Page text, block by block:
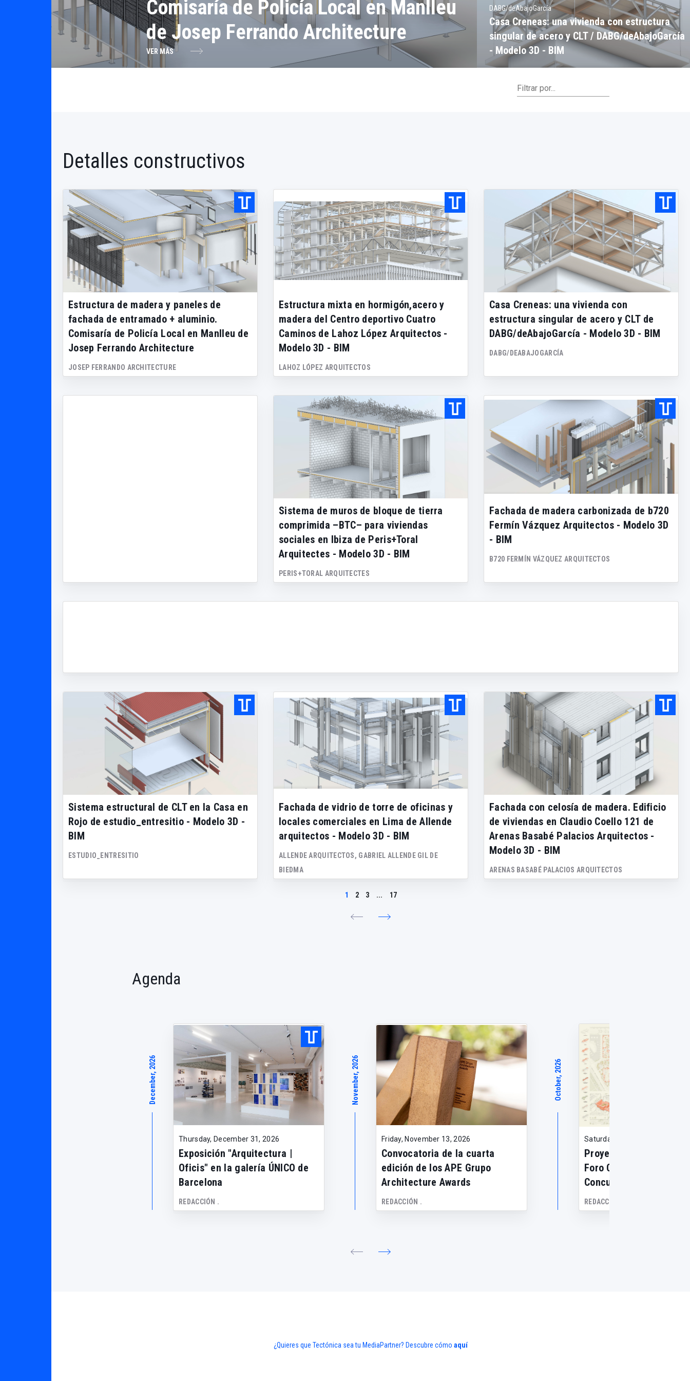
Comisaría de Policía Local en Manlleu
de Josep Ferrando Architecture
VER MÁS
DABG/deAbajoGarcía
Casa Creneas: una vivienda con estructura
singular de acero y CLT / DABG/deAbajoGarcía
- Modelo 3D - BIM
Detalles constructivos
Estructura de madera y paneles de
fachada de entramado + aluminio.
Comisaría de Policía Local en Manlleu de
Josep Ferrando Architecture
JOSEP FERRANDO ARCHITECTURE
Estructura mixta en hormigón,acero y
madera del Centro deportivo Cuatro
Caminos de Lahoz López Arquitectos -
Modelo 3D - BIM
LAHOZ LÓPEZ ARQUITECTOS
Casa Creneas: una vivienda con
estructura singular de acero y CLT de
DABG/deAbajoGarcía - Modelo 3D - BIM
DABG/DEABAJOGARCÍA
Sistema de muros de bloque de tierra
comprimida –BTC– para viviendas
sociales en Ibiza de Peris+Toral
Arquitectes - Modelo 3D - BIM
PERIS+TORAL ARQUITECTES
Fachada de madera carbonizada de b720
Fermín Vázquez Arquitectos - Modelo 3D
- BIM
B720 FERMÍN VÁZQUEZ ARQUITECTOS
Sistema estructural de CLT en la Casa en
Rojo de estudio_entresitio - Modelo 3D -
BIM
ESTUDIO_ENTRESITIO
Fachada de vidrio de torre de oficinas y
locales comerciales en Lima de Allende
arquitectos - Modelo 3D - BIM
ALLENDE ARQUITECTOS, GABRIEL ALLENDE GIL DE
BIEDMA
Fachada con celosía de madera. Edificio
de viviendas en Claudio Coello 121 de
Arenas Basabé Palacios Arquitectos -
Modelo 3D - BIM
ARENAS BASABÉ PALACIOS ARQUITECTOS
1 2 3 ... 17
Agenda
December, 2026
Thursday, December 31, 2026
Exposición "Arquitectura |
Oficis" en la galería ÚNICO de
Barcelona
REDACCIÓN .
November, 2026
Friday, November 13, 2026
Convocatoria de la cuarta
edición de los APE Grupo
Architecture Awards
REDACCIÓN .
October, 2026
Saturday, October 31, 2026
Proyectos premiados
Foro Cerámico
Concurso 2026
REDACCIÓN .
¿Quieres que Tectónica sea tu MediaPartner? Descubre cómo aquí